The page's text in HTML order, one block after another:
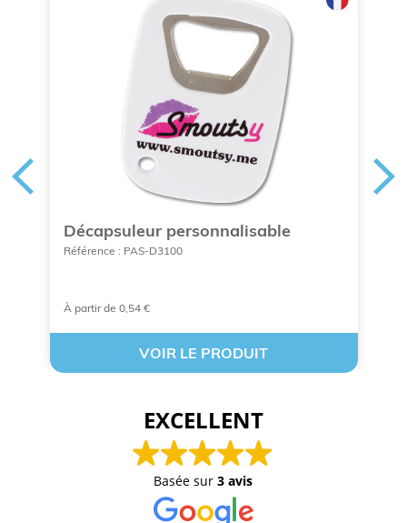
Décapsuleur personnalisable
Référence : PAS-D3100
À partir de 0,54 €
VOIR LE PRODUIT
EXCELLENT
Basée sur3 avis